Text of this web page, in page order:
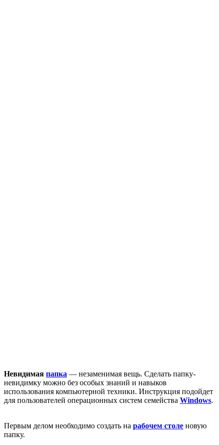
Невидимая папка — незаменимая вещь. Сделать папку-
невидимку можно без особых знаний и навыков
использования компьютерной техники. Инструкция подойдет
для пользователей операционных систем семейства Windows.
Первым делом необходимо создать на рабочем столе новую
папку.